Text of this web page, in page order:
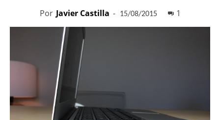
Por Javier Castilla - 15/08/2015 1